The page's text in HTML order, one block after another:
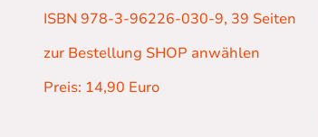
ISBN 978-3-96226-030-9, 39 Seiten
zur Bestellung SHOP anwählen
Preis: 14,90 Euro